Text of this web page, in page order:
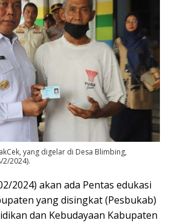
yang digelar di Desa Blimbing,
2/2024).
2024) akan ada Pentas edukasi
yang disingkat (Pesbukab)
dan Kebudayaan Kabupaten